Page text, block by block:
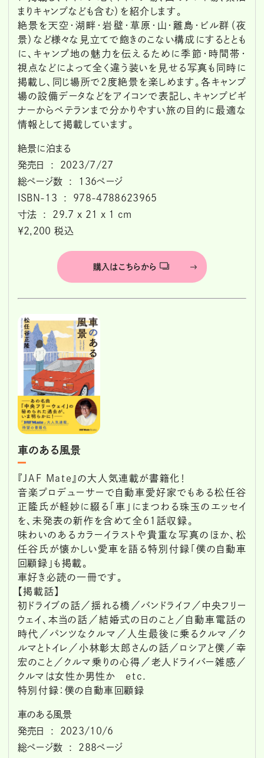
まりキャンプなども含む）を紹介します。
絶景を天空・湖畔・岩壁・草原・山・離島・ビル群（夜
景）など様々な見立てで飽きのこない構成にするととも
に、キャンプ地の魅力を伝えるために季節・時間帯・
視点などによって全く違う装いを見せる写真も同時に
掲載し、同じ場所で２度絶景を楽しめます。各キャンプ
場の設備データなどをアイコンで表記し、キャンプビギ
ナーからベテランまで分かりやすい旅の目的に最適な
情報として掲載しています。
絶景に泊まる
発売日 ‏ : ‎ 2023/7/27
総ページ数 ‏ : ‎ 136ページ
ISBN-13 ‏ : ‎ 978-4788623965
寸法 ‏ : ‎ 29.7 x 21 x 1 cm
￥2,200 税込
購入はこちらから
車のある風景
『JAF Mate』の大人気連載が書籍化！
音楽プロデューサーで自動車愛好家でもある松任谷
正隆氏が軽妙に綴る「車」にまつわる珠玉のエッセイ
を、未発表の新作を含めて全61話収録。
味わいのあるカラーイラストや貴重な写真のほか、松
任谷氏が懐かしい愛車を語る特別付録「僕の自動車
回顧録」も掲載。
車好き必読の一冊です。
【掲載話】
初ドライブの話／揺れる橋／バンドライフ／中央フリー
ウェイ、本当の話／結婚式の日のこと／自動車電話の
時代／パンツなクルマ／人生最後に乗るクルマ／ク
ルマとトイレ／小林彰太郎さんの話／ロシアと僕／幸
宏のこと／クルマ乗りの心得／老人ドライバー雑感／
クルマは女性か男性か etc.
特別付録：僕の自動車回顧録
車のある風景
発売日 ‏ : ‎ 2023/10/6
総ページ数 ‏ : ‎ 288ページ